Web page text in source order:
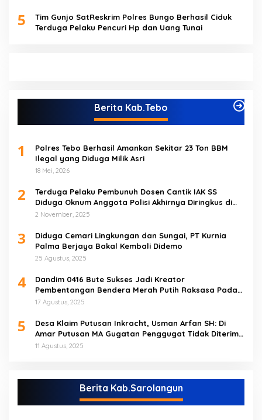
5
Tim Gunjo SatReskrim Polres Bungo Berhasil Ciduk
Terduga Pelaku Pencuri Hp dan Uang Tunai
Berita Kab.Tebo
1
Polres Tebo Berhasil Amankan Sekitar 23 Ton BBM
Ilegal yang Diduga Milik Asri
18 Mei, 2026
2
Terduga Pelaku Pembunuh Dosen Cantik IAK SS
Diduga Oknum Anggota Polisi Akhirnya Diringkus di
Tebo Tengah
2 November, 2025
3
Diduga Cemari Lingkungan dan Sungai, PT Kurnia
Palma Berjaya Bakal Kembali Didemo
25 Agustus, 2025
4
Dandim 0416 Bute Sukses Jadi Kreator
Pembentangan Bendera Merah Putih Raksasa Pada
Peringatan HUT RI ke 80 di Tebo
17 Agustus, 2025
5
Desa Klaim Putusan Inkracht, Usman Arfan SH: Di
Amar Putusan MA Gugatan Penggugat Tidak Diterima
(NO)
11 Agustus, 2025
Berita Kab.Sarolangun